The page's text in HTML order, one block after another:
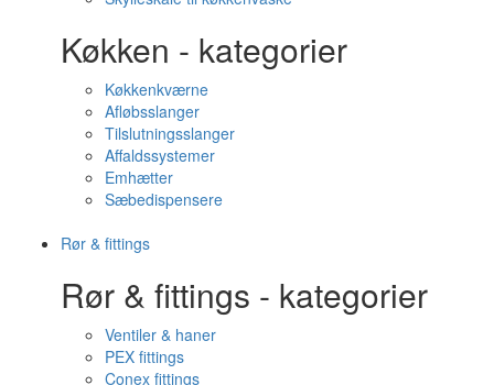
Køkken - kategorier
Køkkenkværne
Afløbsslanger
Tilslutningsslanger
Affaldssystemer
Emhætter
Sæbedispensere
Rør & fittings
Rør & fittings - kategorier
Ventiler & haner
PEX fittings
Conex fittings